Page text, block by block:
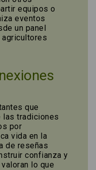
equipos o
eventos
un panel
que
las tradiciones
por
vida en la
de reseñas
confianza y
lo que